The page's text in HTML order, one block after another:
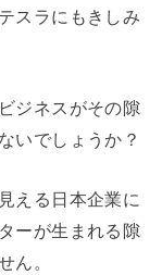
スラにもきしみ
ジネスがその隙
いでしょうか？
える日本企業に
ーが生まれる隙
。